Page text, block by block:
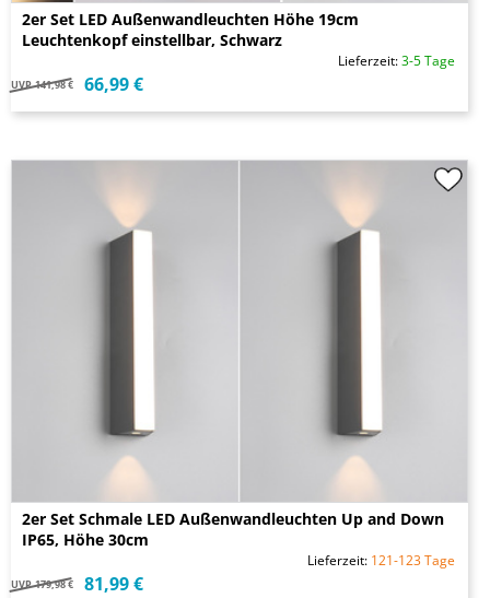
2er Set LED Außenwandleuchten Höhe 19cm
Leuchtenkopf einstellbar, Schwarz
Lieferzeit:3-5 Tage
UVP 141,98 € 66,99 €
2er Set Schmale LED Außenwandleuchten Up and Down
IP65, Höhe 30cm
Lieferzeit: 121-123 Tage
UVP 179,98 € 81,99 €